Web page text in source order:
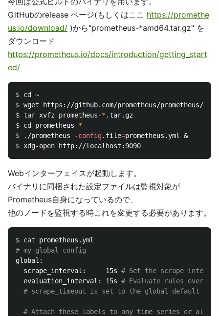
GitHubのrelease ページ(もしくはここ https://promethe
us.io/download/ )から"prometheus-*amd64.tar.gz" を
ダウンロード
https://prometheus.io/docs/introduction/getting_start
ed/
$ cd
$
$ tar xvfz prometheus-*
$ cd prometheus-*
$
./prometheus -config.file=
$
Webインターフェイスが起動します。
バイナリに同梱された設定ファイルは監視対象が
Prometheus自身になっているので、
他のノードを監視する時これを変更する必要があります。
$ cat
# my global config
global:
  scrape_interval:     15s
# Set the scrape
  evaluation_interval: 15s
# Evaluate rules every
# scrape_timeout is set to the global default
# Attach these labels to any time series or alerts